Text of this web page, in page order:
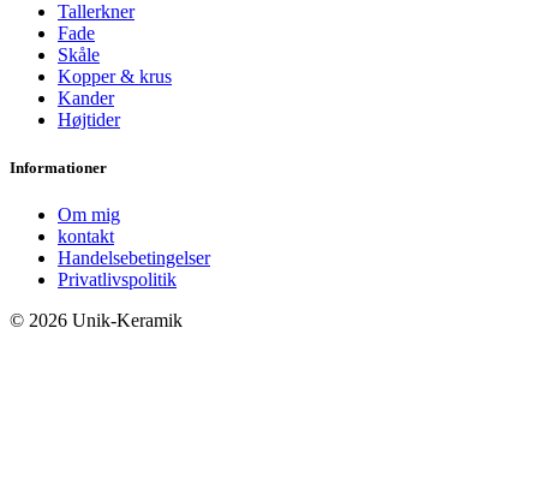
Tallerkner
Fade
Skåle
Kopper & krus
Kander
Højtider
Informationer
Om mig
kontakt
Handelsebetingelser
Privatlivspolitik
© 2026 Unik-Keramik